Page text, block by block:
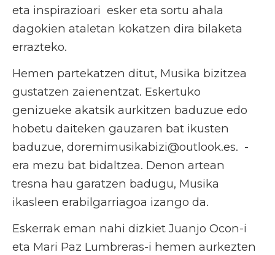
eta inspirazioari esker eta sortu ahala
dagokien ataletan kokatzen dira bilaketa
errazteko.
Hemen partekatzen ditut, Musika bizitzea
gustatzen zaienentzat. Eskertuko
genizueke akatsik aurkitzen baduzue edo
hobetu daiteken gauzaren bat ikusten
baduzue, doremimusikabizi@outlook.es. -
era mezu bat bidaltzea. Denon artean
tresna hau garatzen badugu, Musika
ikasleen erabilgarriagoa izango da.
Eskerrak eman nahi dizkiet Juanjo Ocon-i
eta Mari Paz Lumbreras-i hemen aurkezten